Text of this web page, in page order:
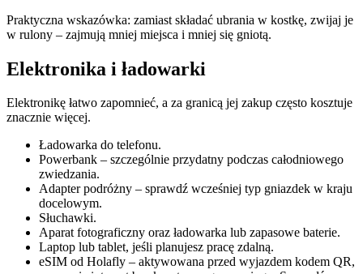
Praktyczna wskazówka: zamiast składać ubrania w kostkę, zwijaj je
w rulony – zajmują mniej miejsca i mniej się gniotą.
Elektronika i ładowarki
Elektronikę łatwo zapomnieć, a za granicą jej zakup często kosztuje
znacznie więcej.
Ładowarka do telefonu.
Powerbank – szczególnie przydatny podczas całodniowego
zwiedzania.
Adapter podróżny – sprawdź wcześniej typ gniazdek w kraju
docelowym.
Słuchawki.
Aparat fotograficzny oraz ładowarka lub zapasowe baterie.
Laptop lub tablet, jeśli planujesz pracę zdalną.
eSIM od Holafly – aktywowana przed wyjazdem kodem QR,